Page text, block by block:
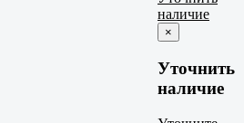
наличие
×
Уточнить
наличие